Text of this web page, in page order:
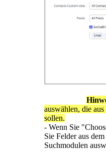
auswählen, die
sollen.
- Wenn Sie
Sie Felder aus
Suchmodulen